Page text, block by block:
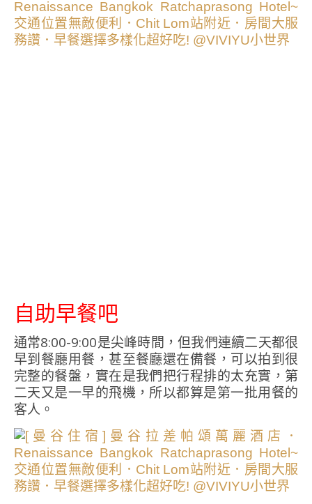
自助早餐吧
通常8:00-9:00是尖峰時間，但我們連續二天都很
早到餐廳用餐，甚至餐廳還在備餐，可以拍到很
完整的餐盤，實在是我們把行程排的太充實，第
二天又是一早的飛機，所以都算是第一批用餐的
客人。